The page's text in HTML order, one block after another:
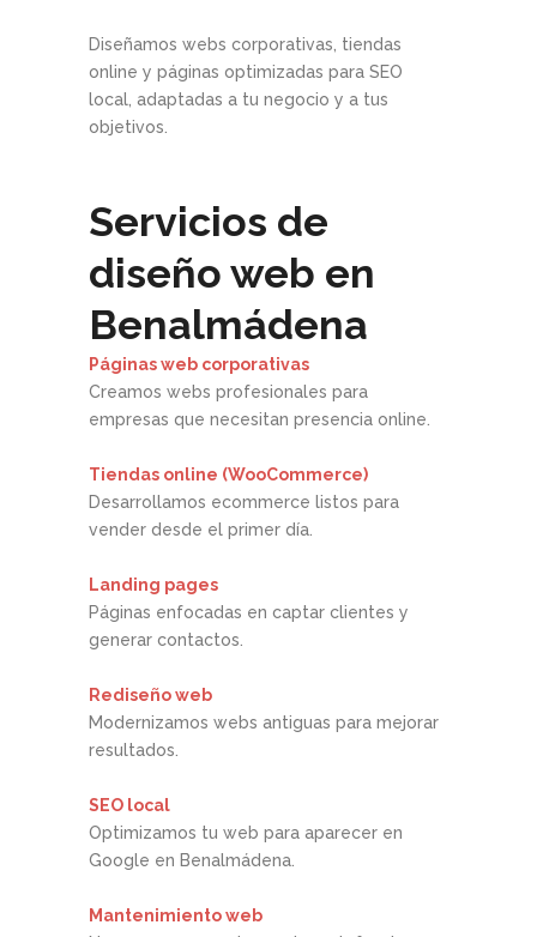
Diseñamos webs corporativas, tiendas
online y páginas optimizadas para SEO
local, adaptadas a tu negocio y a tus
objetivos.
Servicios de
diseño web en
Benalmádena
Páginas web corporativas
Creamos webs profesionales para
empresas que necesitan presencia online.
Tiendas online (WooCommerce)
Desarrollamos ecommerce listos para
vender desde el primer día.
Landing pages
Páginas enfocadas en captar clientes y
generar contactos.
Rediseño web
Modernizamos webs antiguas para mejorar
resultados.
SEO local
Optimizamos tu web para aparecer en
Google en Benalmádena.
Mantenimiento web